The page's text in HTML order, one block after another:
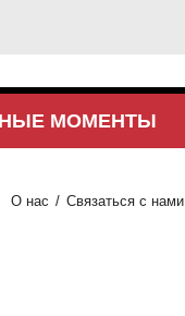
МОМЕНТЫ
О нас Связаться с нами